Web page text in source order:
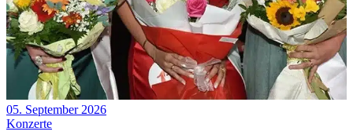
05. September 2026
Konzerte